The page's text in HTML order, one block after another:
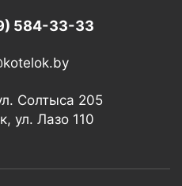
584-33-33
Солтыса 205
ул. Лазо 110